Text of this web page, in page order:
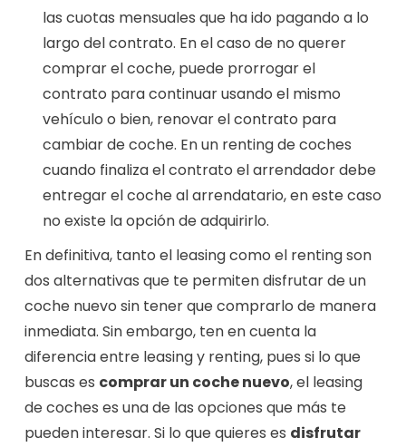
las cuotas mensuales que ha ido pagando a lo
largo del contrato. En el caso de no querer
comprar el coche, puede prorrogar el
contrato para continuar usando el mismo
vehículo o bien, renovar el contrato para
cambiar de coche. En un renting de coches
cuando finaliza el contrato el arrendador debe
entregar el coche al arrendatario, en este caso
no existe la opción de adquirirlo.
En definitiva, tanto el leasing como el renting son
dos alternativas que te permiten disfrutar de un
coche nuevo sin tener que comprarlo de manera
inmediata. Sin embargo, ten en cuenta la
diferencia entre leasing y renting, pues si lo que
buscas es comprar un coche nuevo, el leasing
de coches es una de las opciones que más te
pueden interesar. Si lo que quieres es disfrutar